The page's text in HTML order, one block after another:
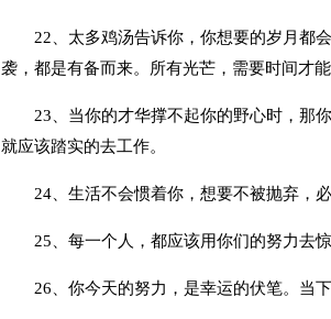
22、太多鸡汤告诉你，你想要的岁月都会
袭，都是有备而来。所有光芒，需要时间才
23、当你的才华撑不起你的野心时，那你
就应该踏实的去工作。
24、生活不会惯着你，想要不被抛弃，必
25、每一个人，都应该用你们的努力去惊
26、你今天的努力，是幸运的伏笔。当下